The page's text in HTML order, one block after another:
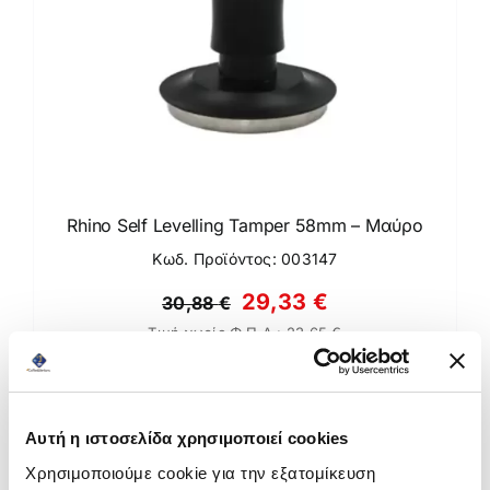
Αυτή η ιστοσελίδα χρησιμοποιεί cookies
Χρησιμοποιούμε cookie για την εξατομίκευση
Rhino Self Levelling Tamper 58mm – Μαύρο
Κωδ. Προϊόντος: 003147
30,88€ Original
price
29,33 €Η
τρέχουσα
τιμή
29,33 €.
Τιμή χωρίς Φ.Π.Α.: 23,65 €
Άμεσα διαθέσιμο
Προσθήκη στο καλάθι